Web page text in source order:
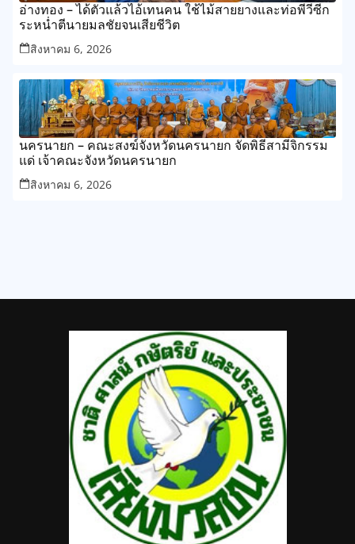
อ่างทอง – ได้ตัวแล้วไอ้เทนคน ใช้ไม้สายยางและท่อพีวีซีก
ระหน่ำตีนายมลชัยจนเสียชีวิต
สิงหาคม 6, 2026
นครนายก – คณะสงฆ์จังหวัดนครนายก จัดพิธีสามีจิกรรม
แด่ เจ้าคณะจังหวัดนครนายก
สิงหาคม 6, 2026